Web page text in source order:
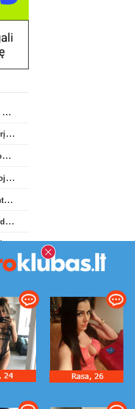
Vaikinų U15 rinktinė Taline sužaidė pirmąsias kontrolines rungtynes
Kristupas–Algirdas Padegimas sugrįžta į FC „Hegelmann” B sudėtį
A. Skerla: „Ne tik gynėmės – norėjome atakuoti“
Lietuvos klubų pasirodymai Europoje: patirti pralaimėjimai Kroatijos atstovams
Turo anonsas: tiesioginių konkurentų dvikova Gargžduose
Informacija žiūrovams rugpjūčio 6 d. UEFA rungtynėms
M. Capanas: „Prieš pusmetį negalėjau net įsivaizduoti, kad žaisime prieš „Hajduk“